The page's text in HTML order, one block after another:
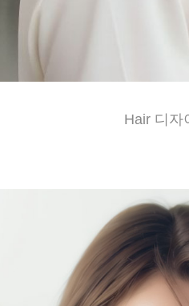
Hair 디자